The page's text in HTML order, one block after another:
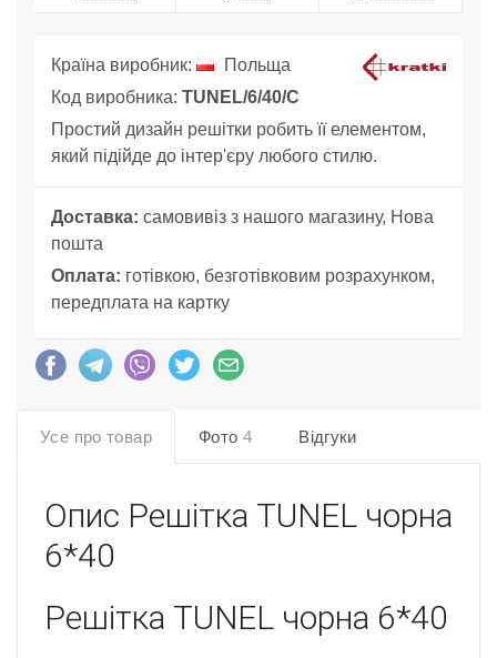
Країна виробник:
Польща
Код виробника: TUNEL/6/40/C
Простий дизайн решітки робить її елементом,
який підійде до інтер'єру любого стилю.
Доставка: самовивіз з нашого магазину, Нова
пошта
Оплата: готівкою, безготівковим розрахунком,
передплата на картку
Усе про товар Фото 4 Відгуки
Опис Решітка TUNEL чорна
6*40
Решітка TUNEL чорна 6*40